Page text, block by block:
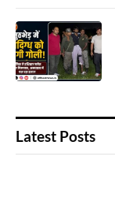
Latest Posts